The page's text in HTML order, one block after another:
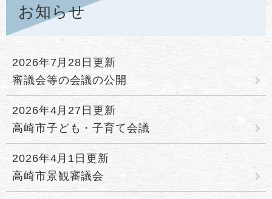
お知らせ
2026年7月28日更新
審議会等の会議の公開
2026年4月27日更新
高崎市子ども・子育て会議
2026年4月1日更新
高崎市景観審議会